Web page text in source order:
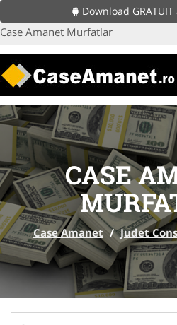
Download
Case Amanet Murfatlar
CASE
Case Amanet / Judet